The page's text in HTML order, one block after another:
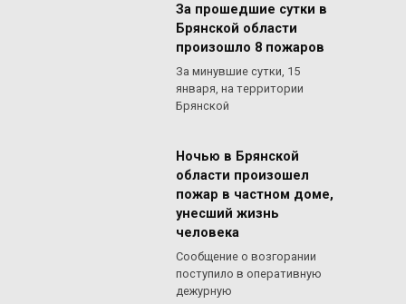
За прошедшие сутки в
Брянской области
произошло 8 пожаров
За минувшие сутки, 15
января, на территории
Брянской
Ночью в Брянской
области произошел
пожар в частном доме,
унесший жизнь
человека
Сообщение о возгорании
поступило в оперативную
дежурную